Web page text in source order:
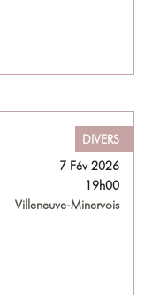
DIVERS
7 Fév 2026
19h00
Villeneuve-Minervois